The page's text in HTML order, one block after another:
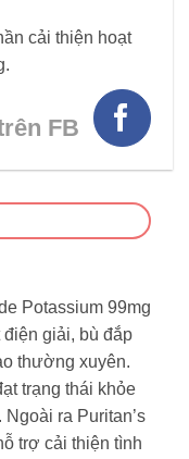
cải thiện hoạt
FB
Potassium 99mg
giải, bù đắp
thường xuyên.
trạng thái khỏe
ra Puritan’s
trợ cải thiện tình